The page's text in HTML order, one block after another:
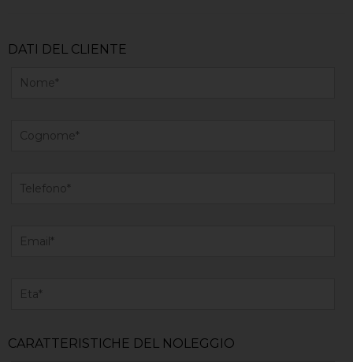
DATI DEL CLIENTE
CARATTERISTICHE DEL NOLEGGIO